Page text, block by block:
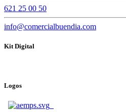
621 25 00 50
info@comercialbuendia.com
Kit Digital
Logos